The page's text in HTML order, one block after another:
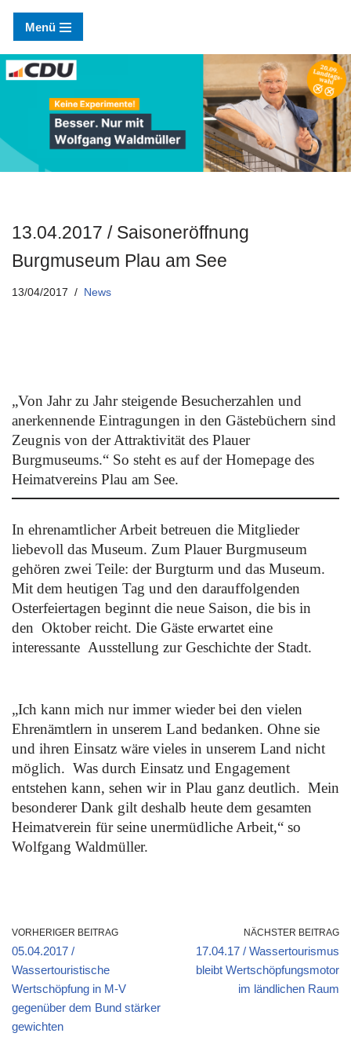
Zum
Inhalt
springen
Menü
13.04.2017 / Saisoneröffnung
Burgmuseum Plau am See
13/04/2017 News
„Von Jahr zu Jahr steigende Besucherzahlen und
anerkennende Eintragungen in den Gästebüchern sind
Zeugnis von der Attraktivität des Plauer
Burgmuseums.“ So steht es auf der Homepage des
Heimatvereins Plau am See.
In ehrenamtlicher Arbeit betreuen die Mitglieder
liebevoll das Museum. Zum Plauer Burgmuseum
gehören zwei Teile: der Burgturm und das Museum.
Mit dem heutigen Tag und den darauffolgenden
Osterfeiertagen beginnt die neue Saison, die bis in
den Oktober reicht. Die Gäste erwartet eine
interessante Ausstellung zur Geschichte der Stadt.
„Ich kann mich nur immer wieder bei den vielen
Ehrenämtlern in unserem Land bedanken. Ohne sie
und ihren Einsatz wäre vieles in unserem Land nicht
möglich. Was durch Einsatz und Engagement
entstehen kann, sehen wir in Plau ganz deutlich. Mein
besonderer Dank gilt deshalb heute dem gesamten
Heimatverein für seine unermüdliche Arbeit,“ so
Wolfgang Waldmüller.
VORHERIGER BEITRAG
05.04.2017 /
Wassertouristische
Wertschöpfung in M-V
gegenüber dem Bund stärker
gewichten
NÄCHSTER BEITRAG
17.04.17 / Wassertourismus
bleibt Wertschöpfungsmotor
im ländlichen Raum